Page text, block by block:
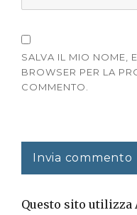
SALVA IL MIO NOME,
BROWSER PER LA
COMMENTO.
Questo sito